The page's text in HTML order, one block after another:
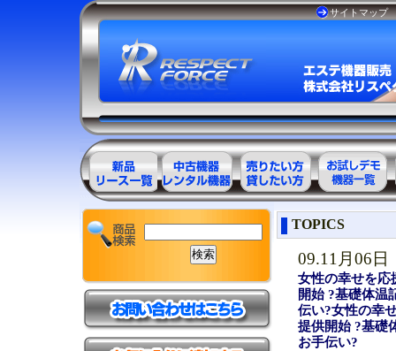
サイトマップ
エステ美容用
品製品一覧
エステ美容用
品アウトレッ
ト商品一覧
エステ美容用
品レンタル可
能商品一覧
お試しデモ可
能機器一覧
TOPICS
09.11月06日
女性の幸せを応
開始 ?基礎体温
伝い?女性の幸
提供開始 ?基礎
お手伝い?